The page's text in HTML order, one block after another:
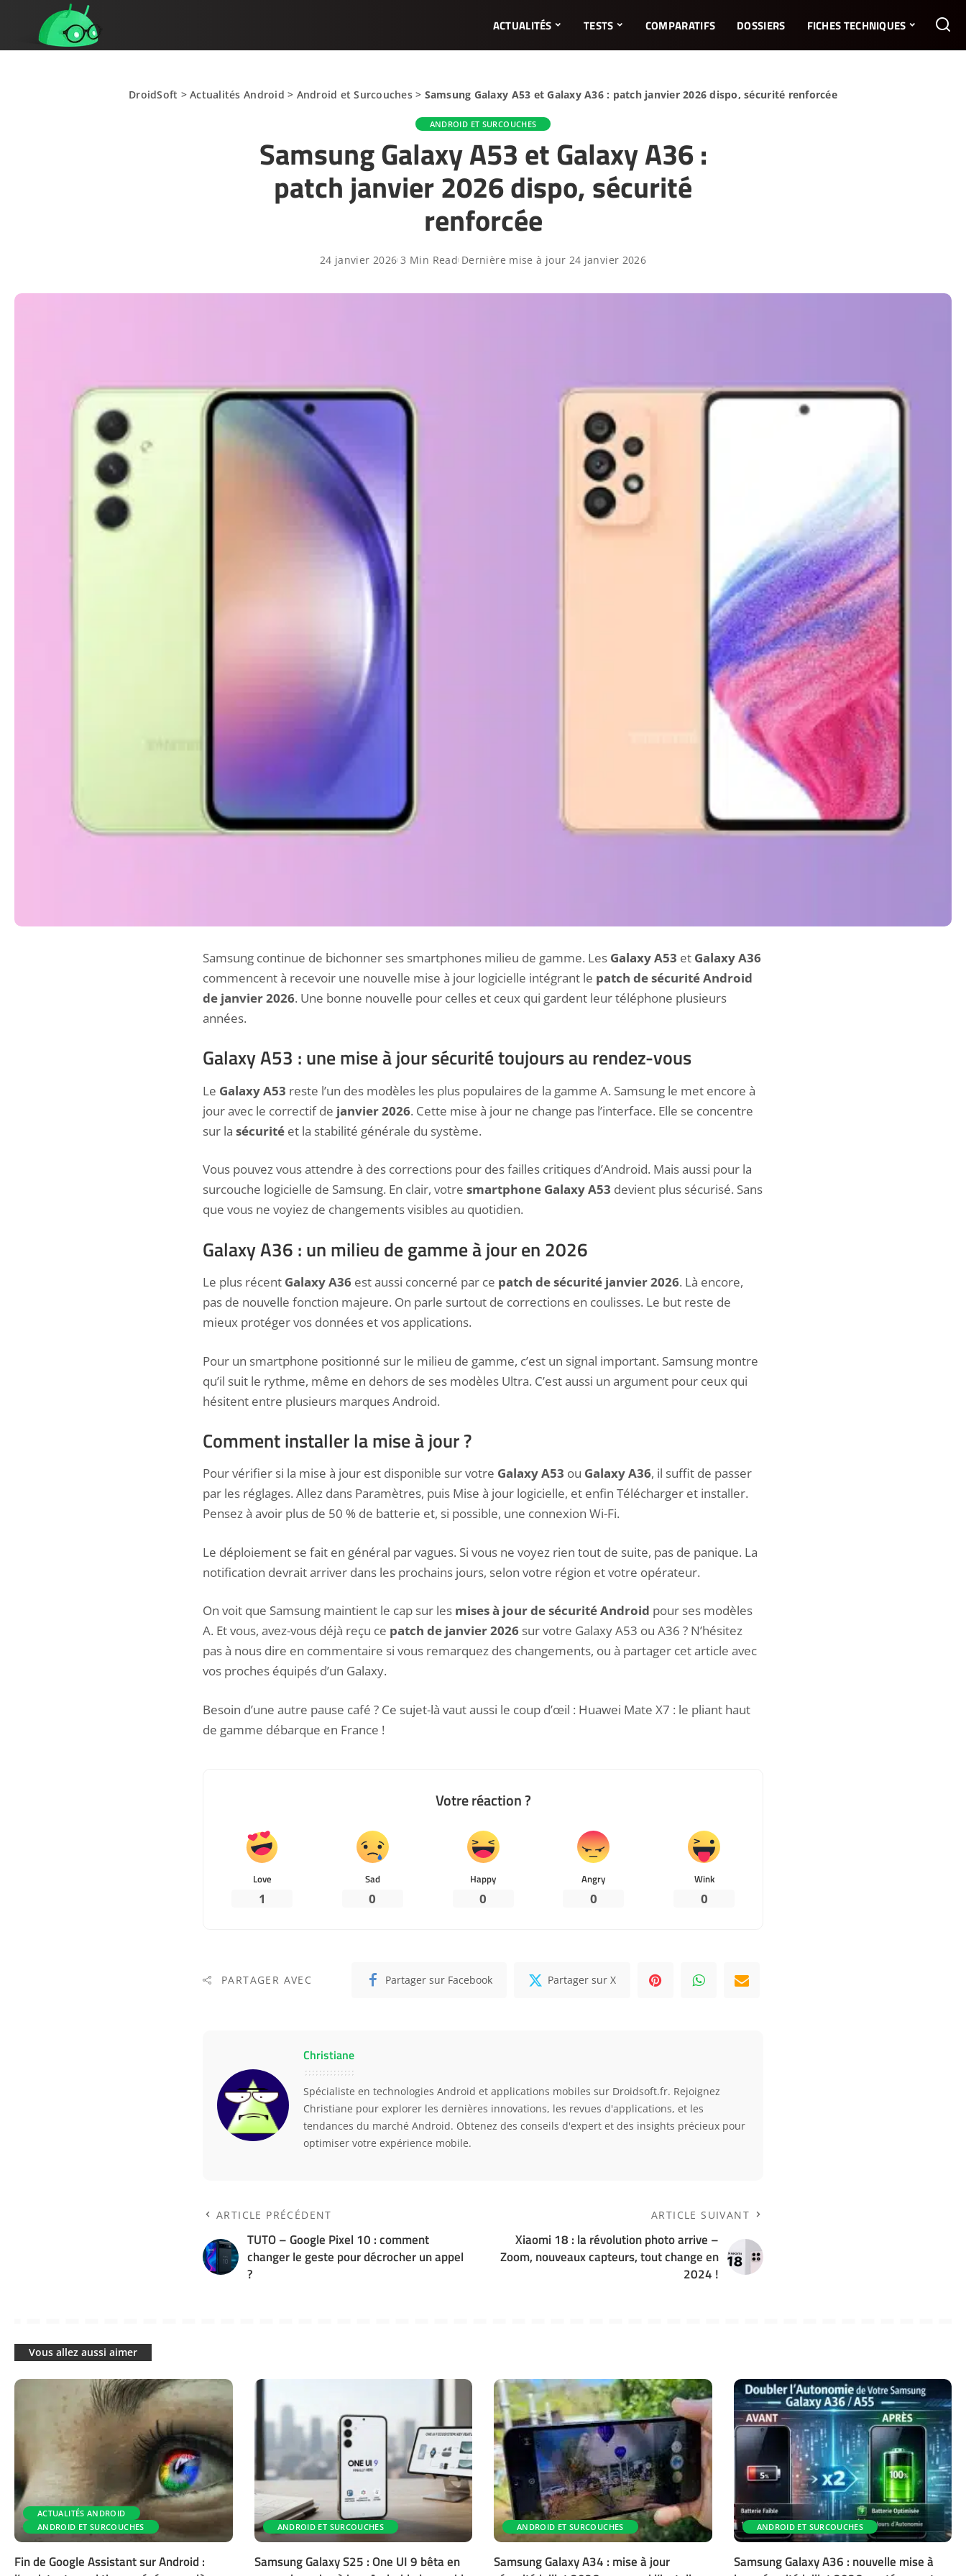
ACTUALITÉS TESTS COMPARATIFS DOSSIERS FICHES TECHNIQUES
DroidSoft >Actualités Android > Android et Surcouches> Samsung Galaxy A53 et Galaxy A36 : patch janvier 2026 dispo, sécurité renforcée
ANDROID ET SURCOUCHES
Samsung Galaxy A53 et Galaxy A36 :
patch janvier 2026 dispo, sécurité
renforcée
24 janvier 2026 3 Min Read Dernière mise à jour 24 janvier 2026
Samsung continue de bichonner ses smartphones milieu de gamme. Les Galaxy A53 et Galaxy A36
commencent à recevoir une nouvelle mise à jour logicielle intégrant le patch de sécurité Android
de janvier 2026. Une bonne nouvelle pour celles et ceux qui gardent leur téléphone plusieurs
années.
Galaxy A53 : une mise à jour sécurité toujours au rendez-vous
Le Galaxy A53 reste l’un des modèles les plus populaires de la gamme A. Samsung le met encore à
jour avec le correctif de janvier 2026. Cette mise à jour ne change pas l’interface. Elle se concentre
sur la sécurité et la stabilité générale du système.
Vous pouvez vous attendre à des corrections pour des failles critiques d’Android. Mais aussi pour la
surcouche logicielle de Samsung. En clair, votre smartphone Galaxy A53 devient plus sécurisé. Sans
que vous ne voyiez de changements visibles au quotidien.
Galaxy A36 : un milieu de gamme à jour en 2026
Le plus récent Galaxy A36 est aussi concerné par ce patch de sécurité janvier 2026. Là encore,
pas de nouvelle fonction majeure. On parle surtout de corrections en coulisses. Le but reste de
mieux protéger vos données et vos applications.
Pour un smartphone positionné sur le milieu de gamme, c’est un signal important. Samsung montre
qu’il suit le rythme, même en dehors de ses modèles Ultra. C’est aussi un argument pour ceux qui
hésitent entre plusieurs marques Android.
Comment installer la mise à jour ?
Pour vérifier si la mise à jour est disponible sur votre Galaxy A53 ou Galaxy A36, il suffit de passer
par les réglages. Allez dans Paramètres, puis Mise à jour logicielle, et enfin Télécharger et installer.
Pensez à avoir plus de 50 % de batterie et, si possible, une connexion Wi-Fi.
Le déploiement se fait en général par vagues. Si vous ne voyez rien tout de suite, pas de panique. La
notification devrait arriver dans les prochains jours, selon votre région et votre opérateur.
On voit que Samsung maintient le cap sur les mises à jour de sécurité Android pour ses modèles
A. Et vous, avez-vous déjà reçu ce patch de janvier 2026 sur votre Galaxy A53 ou A36 ? N’hésitez
pas à nous dire en commentaire si vous remarquez des changements, ou à partager cet article avec
vos proches équipés d’un Galaxy.
Besoin d’une autre pause café ? Ce sujet-là vaut aussi le coup d’œil : Huawei Mate X7 : le pliant haut
de gamme débarque en France !
Votre réaction ?
Love
1
Sad
0
Happy
0
Angry
0
Wink
0
PARTAGER AVEC Partager sur Facebook Partager sur X
Christiane
Spécialiste en technologies Android et applications mobiles sur Droidsoft.fr. Rejoignez
Christiane pour explorer les dernières innovations, les revues d'applications, et les
tendances du marché Android. Obtenez des conseils d'expert et des insights précieux pour
optimiser votre expérience mobile.
ARTICLE PRÉCÉDENT
TUTO – Google Pixel 10 : comment
changer le geste pour décrocher un appel
?
ARTICLE SUIVANT
Xiaomi 18 : la révolution photo arrive –
Zoom, nouveaux capteurs, tout change en
2024 !
Vous allez aussi aimer
ACTUALITÉS ANDROID
ANDROID ET SURCOUCHES
Fin de Google Assistant sur Android :
ANDROID ET SURCOUCHES
Samsung Galaxy S25 : One UI 9 bêta en
ANDROID ET SURCOUCHES
Samsung Galaxy A34 : mise à jour
ANDROID ET SURCOUCHES
Samsung Galaxy A36 : nouvelle mise à